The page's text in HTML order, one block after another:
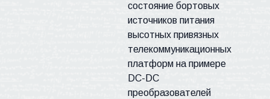
состояние бортовых
источников питания
высотных привязных
телекоммуникационных
платформ на примере
DC- DC
преобразователей